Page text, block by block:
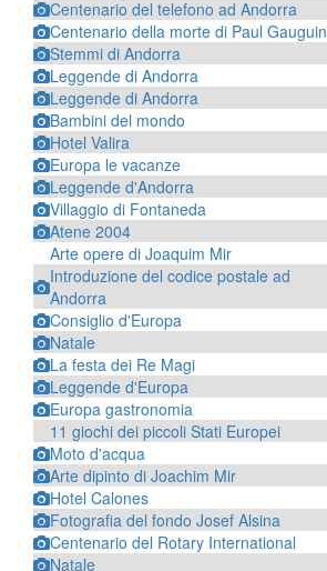
Centenario del telefono ad Andorra
Centenario della morte di Paul Gauguin
Stemmi di Andorra
Leggende di Andorra
Leggende di Andorra
Bambini del mondo
Hotel Valira
Europa le vacanze
Leggende d'Andorra
Villaggio di Fontaneda
Atene 2004
Arte opere di Joaquim Mir
Introduzione del codice postale ad
Andorra
Consiglio d'Europa
Natale
La festa dei Re Magi
Leggende d'Europa
Europa gastronomia
11 giochi dei piccoli Stati Europei
Moto d'acqua
Arte dipinto di Joachim Mir
Hotel Calones
Fotografia del fondo Josef Alsina
Centenario del Rotary International
Natale